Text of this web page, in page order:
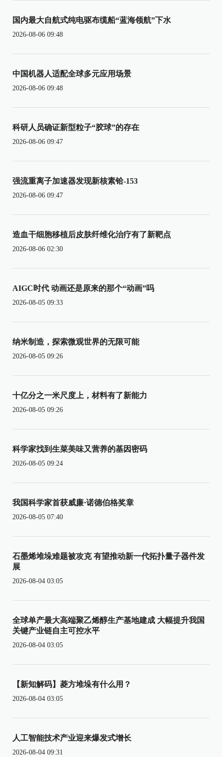
国内最大自航式纯电驱布缆船“蓝海领航”下水
2026-08-06 09:48
中国机器人适配全球多元应用场景
2026-08-06 09:48
科研人员确证新型粒子“胶球”的存在
2026-08-06 09:47
强流重离子加速器发现新核素铪-153
2026-08-06 09:47
造血干细胞移植后皮肤纤维化治疗有了新靶点
2026-08-06 02:30
AIGC时代 动画还是原来的那个“动画”吗
2026-08-05 09:33
纳米制造，探索微观世界的无限可能
2026-08-05 09:26
十亿分之一米尺度上，材料有了新能力
2026-08-05 09:26
科学家找到生菜美味又营养的基因密码
2026-08-05 09:24
我国科学家首获威廉·诺德伯格奖章
2026-08-05 07:40
石墨烯堆垛难题被攻克 有望推动新一代拓扑量子器件发
展
2026-08-04 03:05
全球单产最大高端聚乙烯醇生产基地建成 大幅提升我国
关键产业链自主可控水平
2026-08-04 03:05
【新知解码】菱方堆垛有什么用？
2026-08-04 03:05
人工智能技术产业迎来爆发式增长
2026-08-04 09:31